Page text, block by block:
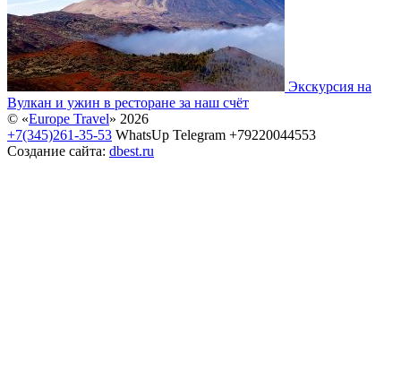
Экскурсия на
Вулкан и ужин в ресторане за наш счёт
© «Europe Travel» 2026
+7(345)261-35-53 WhatsUp Telegram +79220044553
Создание сайта: dbest.ru